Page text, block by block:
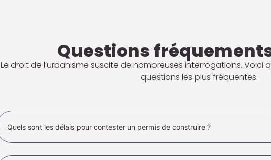
Questions
Le droit de l’urbanisme suscite de nombreuses interrogations. Voici
questions les plus fréquentes.
Quels sont les délais pour contester un permis de construire ?